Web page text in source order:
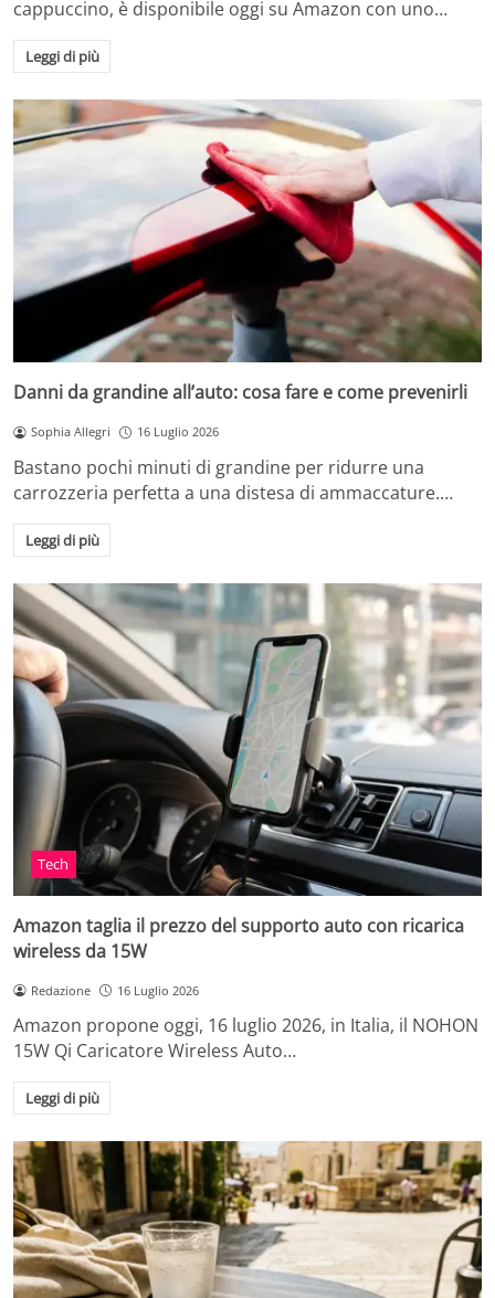
cappuccino, è disponibile oggi su Amazon con uno…
Leggi di più
Danni da grandine all’auto: cosa fare e come prevenirli
Sophia Allegri 16 Luglio 2026
Bastano pochi minuti di grandine per ridurre una
carrozzeria perfetta a una distesa di ammaccature.…
Leggi di più
Tech
Amazon taglia il prezzo del supporto auto con ricarica
wireless da 15W
Redazione 16 Luglio 2026
Amazon propone oggi, 16 luglio 2026, in Italia, il NOHON
15W Qi Caricatore Wireless Auto…
Leggi di più